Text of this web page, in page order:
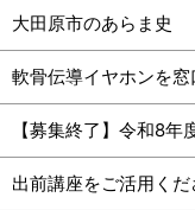
大田原市のあらま史
軟骨伝導イヤホンを
【募集終了】令和8年
出前講座をご活用くだ